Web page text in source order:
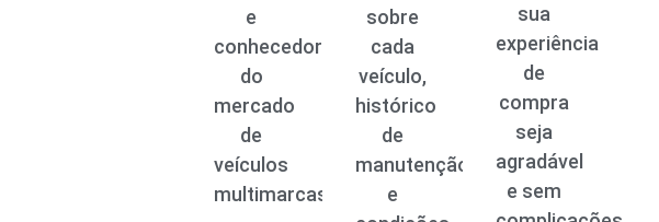
e
conhecedora
do
mercado
de
veículos
multimarcas.
sobre
cada
veículo,
histórico
de
manutenção
e
sua
experiência
de
compra
seja
agradável
e sem